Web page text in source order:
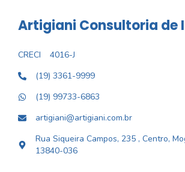
Artigiani Consultoria de
CRECI
4016-J
(19) 3361-9999
(19) 99733-6863
artigiani@artigiani.com.br
Rua Siqueira Campos, 235 , Centro,
13840-036